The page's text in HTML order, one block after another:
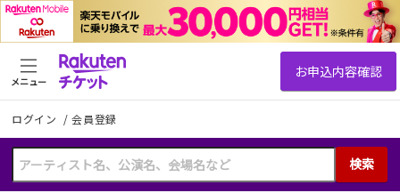
ログイン /会員登録
検索
メニュー